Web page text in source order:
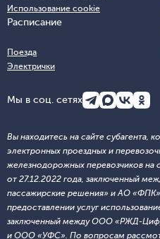
Использование cookie
Расписание
Поезда
Электрички
Мы в соц. сетях
Вы находитесь на сайте субагента,
электронных проездных и
железнодорожных перевозчиков
от 27.12.2022 года, заключенный
пассажирские решения» и АО
предоставлении услуг
заключенный между ООО «РЖД-
и ООО «УФС». По вопросам